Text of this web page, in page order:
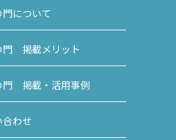
について
門 掲載メリット
門 掲載・活用事例
合わせ